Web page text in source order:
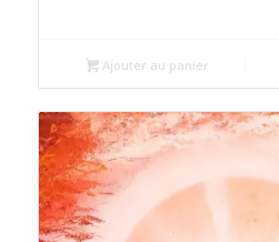
Ajouter au panier